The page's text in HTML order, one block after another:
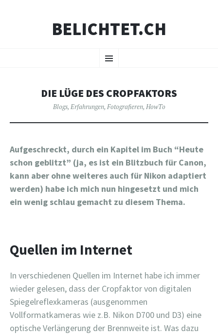
BELICHTET.CH
Menü
INHALT
DIE LÜGE DES CROPFAKTORS
Blogs, Erfahrungen, Fotografieren, HowTo
Aufgeschreckt, durch ein Kapitel im Buch “Heute
schon geblitzt” (ja, es ist ein Blitzbuch für Canon,
kann aber ohne weiteres auch für Nikon adaptiert
werden) habe ich mich nun hingesetzt und mich
ein wenig schlau gemacht zu diesem Thema.
Quellen im Internet
In verschiedenen Quellen im Internet habe ich immer
wieder gelesen, dass der Cropfaktor von digitalen
Spiegelreflexkameras (ausgenommen
Vollformatkameras wie z.B. Nikon D700 und D3) eine
optische Verlängerung der Brennweite ist. Was dazu